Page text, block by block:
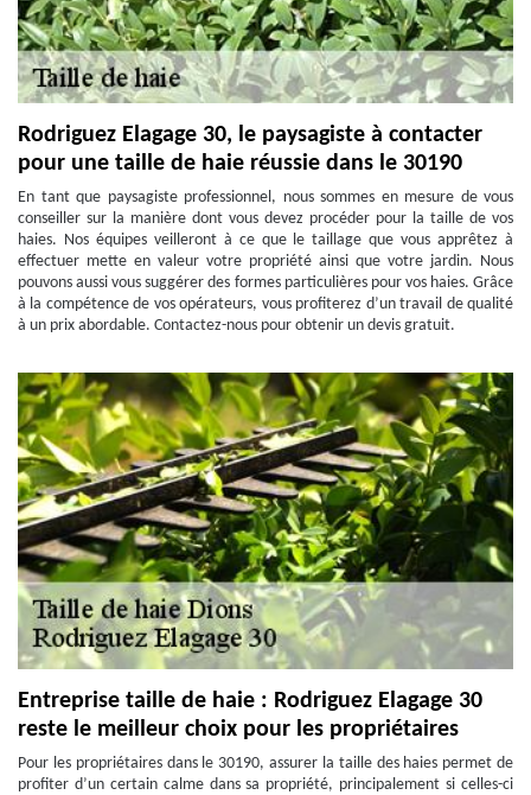
Rodriguez Elagage 30, le paysagiste à contacter
pour une taille de haie réussie dans le 30190
En tant que paysagiste professionnel, nous sommes en mesure de vous
conseiller sur la manière dont vous devez procéder pour la taille de vos
haies. Nos équipes veilleront à ce que le taillage que vous apprêtez à
effectuer mette en valeur votre propriété ainsi que votre jardin. Nous
pouvons aussi vous suggérer des formes particulières pour vos haies. Grâce
à la compétence de vos opérateurs, vous profiterez d’un travail de qualité
à un prix abordable. Contactez-nous pour obtenir un devis gratuit.
Entreprise taille de haie : Rodriguez Elagage 30
reste le meilleur choix pour les propriétaires
Pour les propriétaires dans le 30190, assurer la taille des haies permet de
profiter d’un certain calme dans sa propriété, principalement si celles-ci